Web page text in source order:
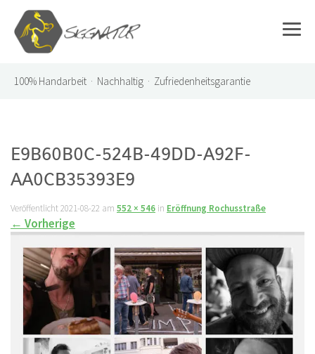
100% Handarbeit · Nachhaltig · Zufriedenheitsgarantie
E9B60B0C-524B-49DD-A92F-
AA0CB35393E9
Veröffentlicht2021-08-22 am 552 × 546 in Eröffnung Rochusstraße
← Vorherige